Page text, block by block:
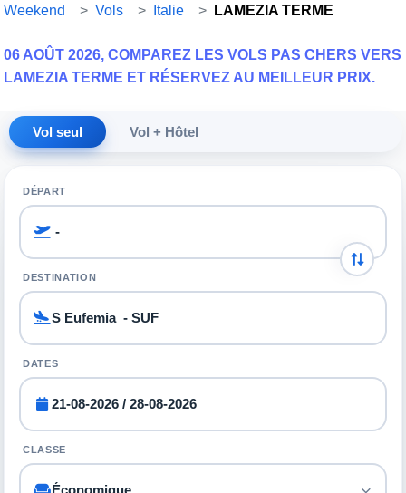
Weekend > Vols > Italie > LAMEZIA TERME
06 AOÛT 2026, COMPAREZ LES VOLS PAS CHERS VERS
LAMEZIA TERME ET RÉSERVEZ AU MEILLEUR PRIX.
Vol seul Vol + Hôtel
DÉPART
DESTINATION
DATES
CLASSE